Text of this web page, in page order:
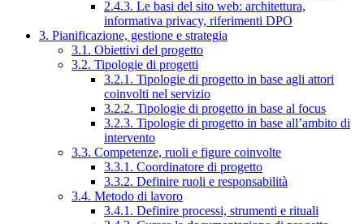
2.4.3. Le basi del sito web: architettura,
informativa privacy, riferimenti DPO
3. Pianificazione, gestione e strategia
3.1. Obiettivi del progetto
3.2. Tipologie di progetti
3.2.1. Tipologie di progetto in base agli attori
coinvolti nel servizio
3.2.2. Tipologie di progetto in base al focus
3.2.3. Tipologie di progetto in base all’ambito di
intervento
3.3. Competenze, ruoli e figure coinvolte
3.3.1. Coordinatore di progetto
3.3.2. Definire ruoli e responsabilità
3.4. Metodo di lavoro
3.4.1. Definire processi, strumenti e rituali